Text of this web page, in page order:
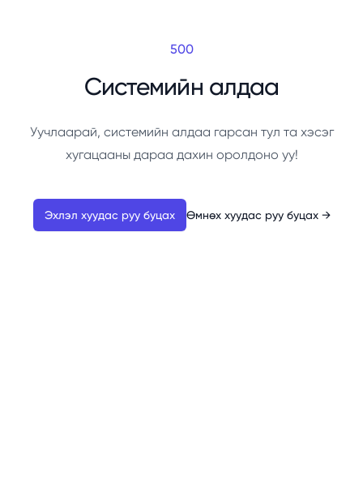
500
Системийн алдаа
Уучлаарай, системийн алдаа гарсан тул та хэсэг
хугацааны дараа дахин оролдоно уу!
Эхлэл хуудас руу буцах Өмнөх хуудас руу буцах →